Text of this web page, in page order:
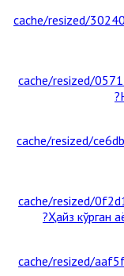
Ҳайз кўрган